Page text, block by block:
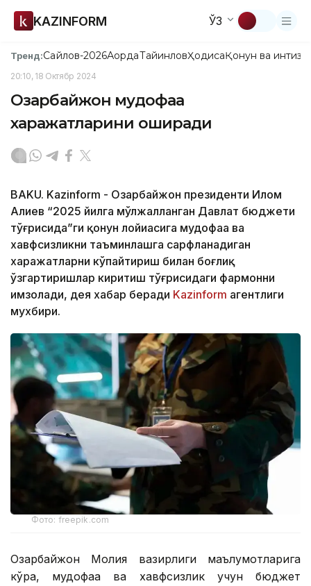
KAZINFORM ЎЗ
Тренд:Сайлов-2026АқордаТайинловҲодисаҚонун ва
20:10, 18 Октябр 2024
Озарбайжон мудофаа
харажатларини оширади
BAKU. Kazinform - Озарбайжон президенти Илҳом
Алиев “2025 йилга мўлжалланган Давлат бюджети
тўғрисида”ги қонун лойиҳасига мудофаа ва
хавфсизликни таъминлашга сарфланадиган
харажатларни кўпайтириш билан боғлиқ
ўзгартиришлар киритиш тўғрисидаги фармонни
имзолади, дея хабар беради Kazinform агентлиги
мухбири.
Фото: freepik.com
Озарбайжон Молия вазирлиги маълумотларига
кўра, мудофаа ва хавфсизлик учун бюджет